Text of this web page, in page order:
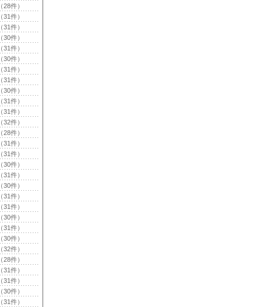
（28件）
（31件）
（31件）
（30件）
（31件）
（30件）
（31件）
（31件）
（30件）
（31件）
（31件）
（32件）
（28件）
（31件）
（31件）
（30件）
（31件）
（30件）
（31件）
（31件）
（30件）
（31件）
（30件）
（32件）
（28件）
（31件）
（31件）
（30件）
（31件）